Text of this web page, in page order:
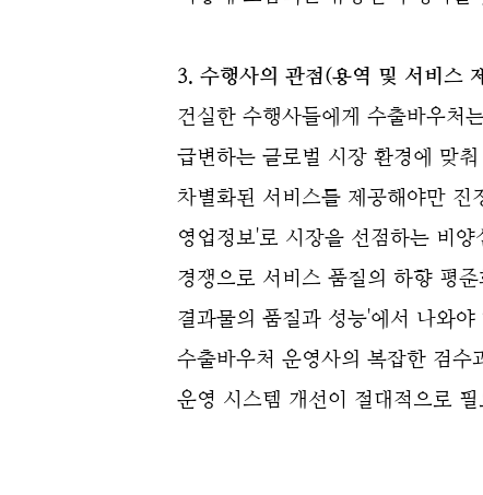
3. 수행사의 관점(용역 및 서비스
건실한 수행사들에게 수출바우처
급변하는 글로벌 시장 환경에 맞
차별화된 서비스를 제공해야만
영업정보'로 시장을 선점하는 비
경쟁으로 서비스 품질의 하향 평
결과물의 품질과 성능'에서 나와
수출바우처 운영사의 복잡한 검수
운영 시스템 개선이 절대적으로